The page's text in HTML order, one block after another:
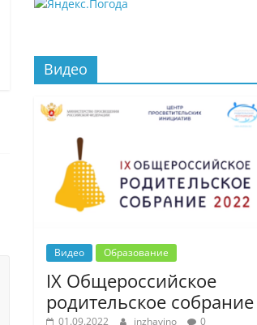
Видео
Видео Образование
IX Общероссийское
родительское собрание
01.09.2022 inzhavino 0